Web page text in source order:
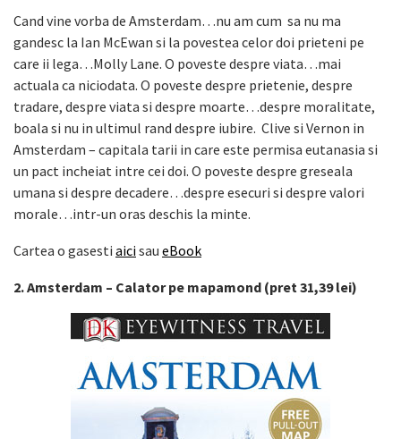
Cand vine vorba de Amsterdam…nu am cum sa nu ma
gandesc la Ian McEwan si la povestea celor doi prieteni pe
care ii lega…Molly Lane. O poveste despre viata…mai
actuala ca niciodata. O poveste despre prietenie, despre
tradare, despre viata si despre moarte…despre moralitate,
boala si nu in ultimul rand despre iubire. Clive si Vernon in
Amsterdam – capitala tarii in care este permisa eutanasia si
un pact incheiat intre cei doi. O poveste despre greseala
umana si despre decadere…despre esecuri si despre valori
morale…intr-un oras deschis la minte.
Cartea o gasesti aicisau eBook
2. Amsterdam – Calator pe mapamond (pret 31,39 lei)